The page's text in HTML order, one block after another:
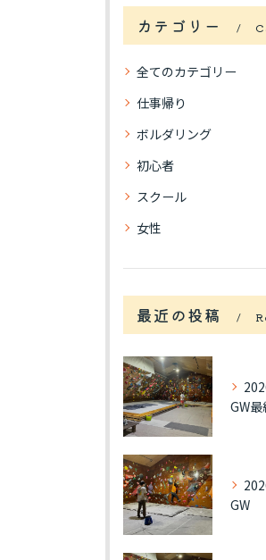
カテゴリー
全てのカテゴリー
仕事帰り
ボルダリング
初心者
スクール
女性
最近の投稿
GW最
GW